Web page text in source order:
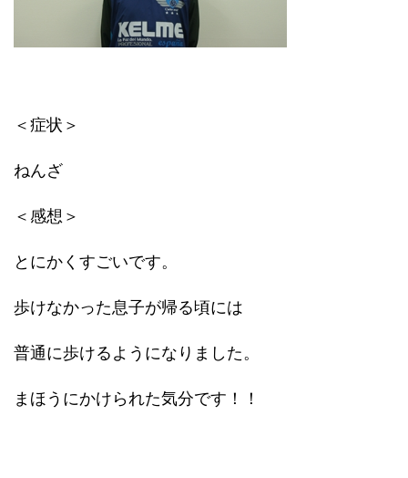
＜症状＞
ねんざ
＜感想＞
とにかくすごいです。
歩けなかった息子が帰る頃には
普通に歩けるようになりました。
まほうにかけられた気分です！！